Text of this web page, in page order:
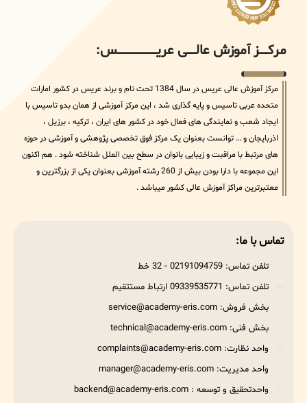
مرکــــــز آموزش عالــــــی عریــــــــــــــــــــــــــــس:
مرکز آموزش عالی عریس در سال 1384 تحت نام و برند عریس در کشور امارات
متحده عربی تاسیس و پایه گذاری شد ، این مرکز آموزشی از همان بدو تاسیس با
ایجاد شعب و نمایندگی های فعال خود در کشور های ایران ، ترکیه ، برزیل ،
اذربایجان و … توانست بعنوان یک مرکز فوق تخصصی پژوهشی و آموزشی در حوزه
های مرتبط با مراقبت و زیبایی بانوان در سطح بین الملل شناخته شود . هم اکنون
این مجموعه با دارا بودن بیش از 260 رشته آموزشی بعنوان یکی از بزرگترین و
معتبرترین مراکز آموزش عالی کشور میباشد .
تماس با ما:
تلفن تماس: 02191094759 - 32 خط
تلفن تماس: 09339535771 ارتباط مستتقیم
بخش فروش: service@academy-eris.com
بخش فنی: technical@academy-eris.com
واحد نظارت: complaints@academy-eris.com
واحد مدیریت: manager@academy-eris.com
واحدتحقیق و توسعه : backend@academy-eris.com